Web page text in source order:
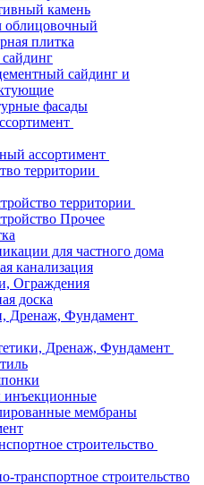
камень
облицовочный
плитка
сайдинг и
фасады
ассортимент
территории
территории
Прочее
для частного дома
канализация
Ограждения
доска
Дренаж, Фундамент
Дренаж, Фундамент
инъекционные
мембраны
строительство
транспортное строительство